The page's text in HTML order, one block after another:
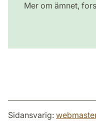
Mer om ämnet,
Sidansvarig: